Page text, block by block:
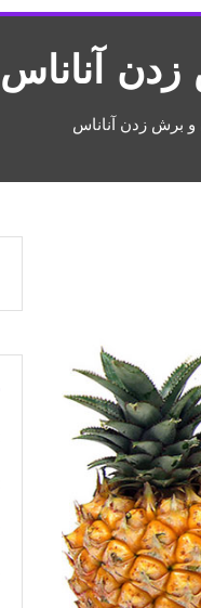
آناناس
برش زدن آناناس